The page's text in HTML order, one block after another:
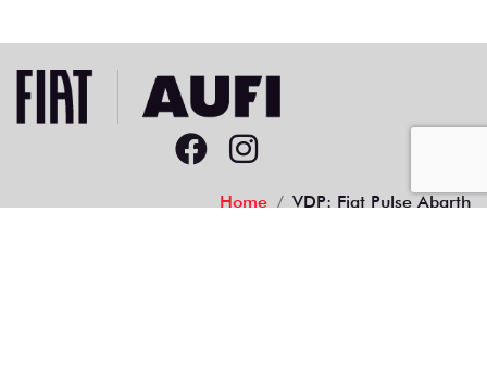
Home VDP: Fiat Pulse Abarth